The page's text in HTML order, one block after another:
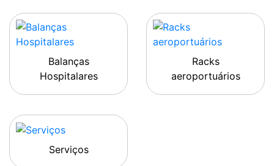
Balanças
Hospitalares
Racks
aeroportuários
Serviços